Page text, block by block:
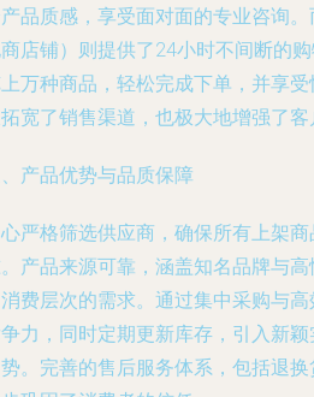
品质感，享受面对面的专业咨询
店铺）则提供了24小时不间断的
万种商品，轻松完成下单，并享
宽了销售渠道，也极大地增强了
产品优势与品质保障
严格筛选供应商，确保所有上架
产品来源可靠，涵盖知名品牌与
费层次的需求。通过集中采购与
力，同时定期更新库存，引入新
。完善的售后服务体系，包括退